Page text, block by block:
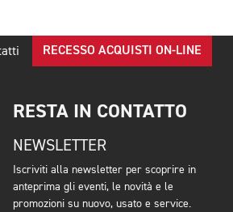
RECESSO ACQUISTI ON-LINE
RESTA IN CONTATTO
NEWSLETTER
Iscriviti alla newsletter per scoprire in
anteprima gli eventi, le novità e le
promozioni su nuovo, usato e service.